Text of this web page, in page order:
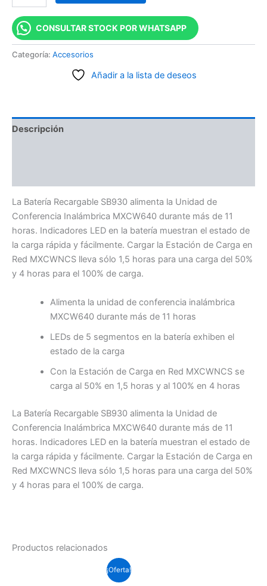
CONSULTAR STOCK POR WHATSAPP
Categoría: Accesorios
Añadir a la lista de deseos
Descripción
La Batería Recargable SB930 alimenta la Unidad de
Conferencia Inalámbrica MXCW640 durante más de 11
horas. Indicadores LED en la batería muestran el estado de
la carga rápida y fácilmente. Cargar la Estación de Carga en
Red MXCWNCS lleva sólo 1,5 horas para una carga del 50%
y 4 horas para el 100% de carga.
Alimenta la unidad de conferencia inalámbrica
MXCW640 durante más de 11 horas
LEDs de 5 segmentos en la batería exhiben el
estado de la carga
Con la Estación de Carga en Red MXCWNCS se
carga al 50% en 1,5 horas y al 100% en 4 horas
La Batería Recargable SB930 alimenta la Unidad de
Conferencia Inalámbrica MXCW640 durante más de 11
horas. Indicadores LED en la batería muestran el estado de
la carga rápida y fácilmente. Cargar la Estación de Carga en
Red MXCWNCS lleva sólo 1,5 horas para una carga del 50%
y 4 horas para el 100% de carga.
Productos relacionados
¡Oferta!